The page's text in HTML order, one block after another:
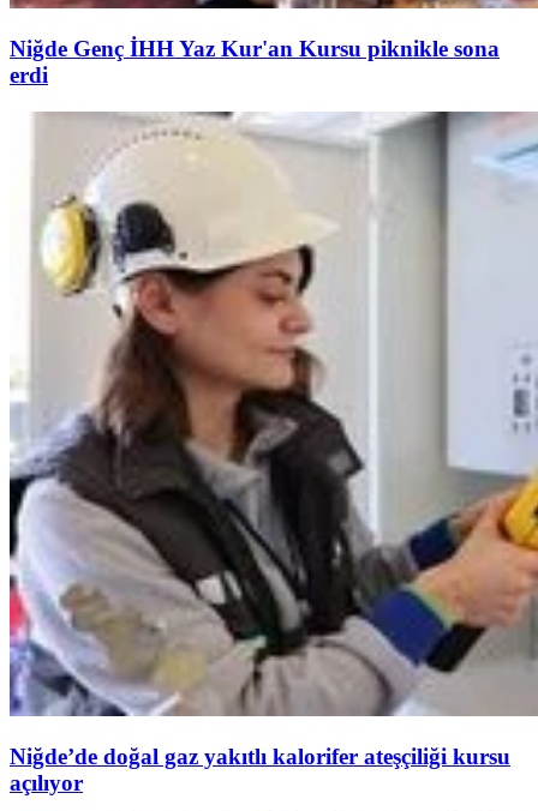
Niğde Genç İHH Yaz Kur'an Kursu piknikle sona
erdi
Niğde’de doğal gaz yakıtlı kalorifer ateşçiliği kursu
açılıyor